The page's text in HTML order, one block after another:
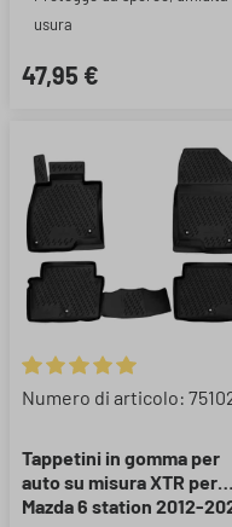
usura
47,95 €
Valutazione media di 5
Numero di articolo:
Tappetini in gomma per
auto su misura XTR per
Mazda 6 station 2012-